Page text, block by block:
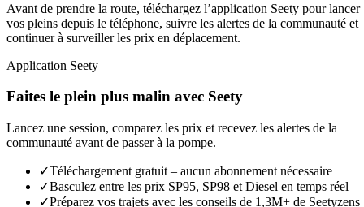
Avant de prendre la route, téléchargez l’application Seety pour lancer
vos pleins depuis le téléphone, suivre les alertes de la communauté et
continuer à surveiller les prix en déplacement.
Application Seety
Faites le plein plus malin avec Seety
Lancez une session, comparez les prix et recevez les alertes de la
communauté avant de passer à la pompe.
✓Téléchargement gratuit – aucun abonnement nécessaire
✓Basculez entre les prix SP95, SP98 et Diesel en temps réel
✓Préparez vos trajets avec les conseils de 1,3M+ de Seetyzens